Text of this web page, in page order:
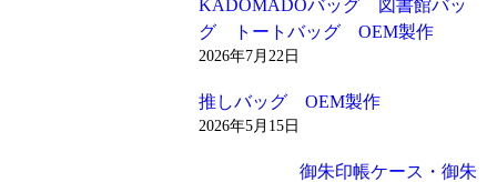
KADOMADOバッグ 図書館バッ
グ トートバッグ OEM製作
2026年7月22日
推しバッグ OEM製作
2026年5月15日
御朱印帳ケース・御朱